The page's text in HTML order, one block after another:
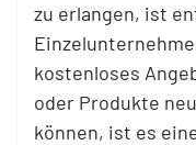
zu erlangen, ist
kostenloses
oder Produkte
können, ist es